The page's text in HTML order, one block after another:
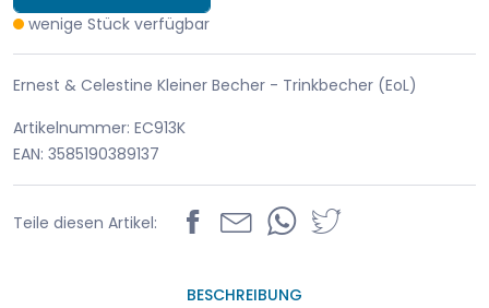
wenige Stück verfügbar
Ernest & Celestine Kleiner Becher - Trinkbecher (EoL)
Artikelnummer: EC913K
EAN: 3585190389137
Teile diesen Artikel:
BESCHREIBUNG